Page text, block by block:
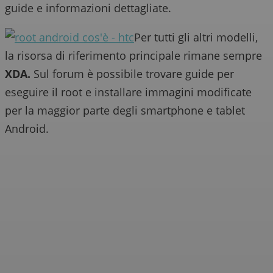
guide e informazioni dettagliate.
Per tutti gli altri modelli,
la risorsa di riferimento principale rimane sempre
XDA. Sul forum è possibile trovare guide per
eseguire il root e installare immagini modificate
per la maggior parte degli smartphone e tablet
Android.